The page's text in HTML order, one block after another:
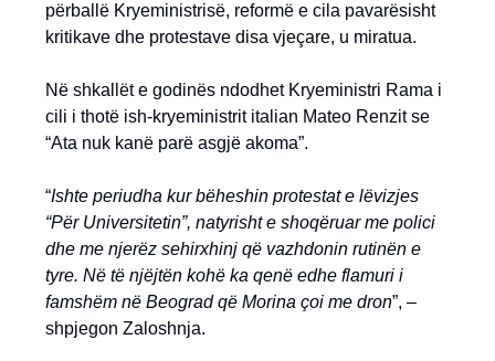
përballë Kryeministrisë, reformë e cila pavarësisht
kritikave dhe protestave disa vjeçare, u miratua.
Në shkallët e godinës ndodhet Kryeministri Rama i
cili i thotë ish-kryeministrit italian Mateo Renzit se
“Ata nuk kanë parë asgjë akoma”.
“Ishte periudha kur bëheshin protestat e lëvizjes
“Për Universitetin”, natyrisht e shoqëruar me polici
dhe me njerëz sehirxhinj që vazhdonin rutinën e
tyre. Në të njëjtën kohë ka qenë edhe flamuri i
famshëm në Beograd që Morina çoi me dron”, –
shpjegon Zaloshnja.